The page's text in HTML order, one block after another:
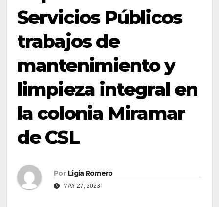
Servicios Públicos
trabajos de
mantenimiento y
limpieza integral en
la colonia Miramar
de CSL
Por Ligia Romero
MAY 27, 2023